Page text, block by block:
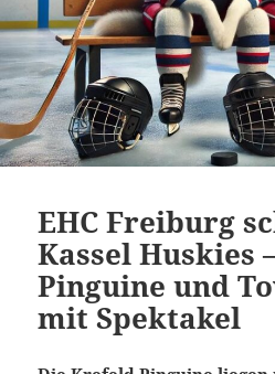
EHC Freiburg
Kassel Huskies
Pinguine und
mit Spektakel